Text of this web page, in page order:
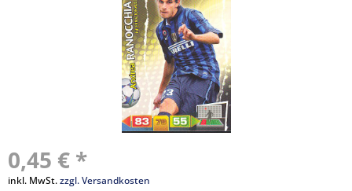
0,45 € *
inkl. MwSt.zzgl. Versandkosten